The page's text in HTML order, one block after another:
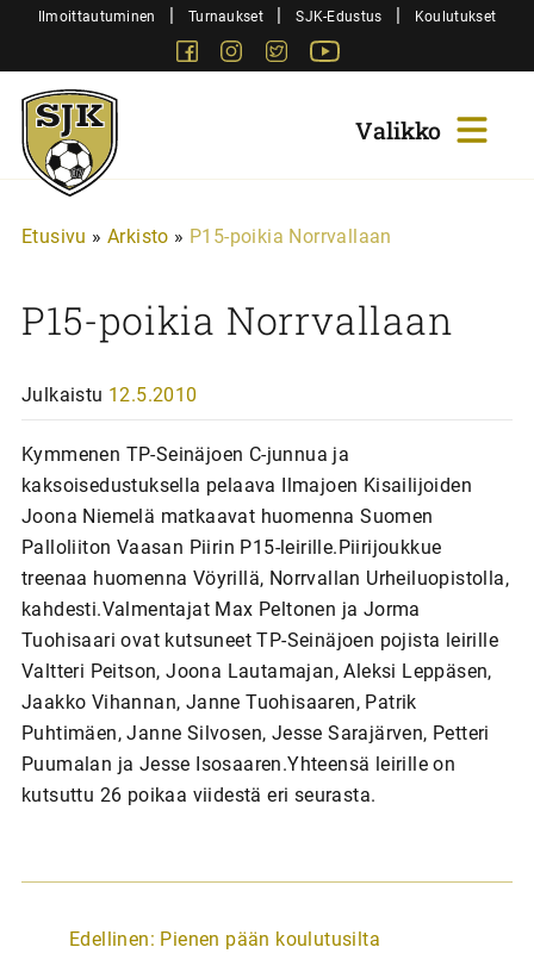
SiirryIlmoittautuminen | Turnaukset | SJK-Edustus | Koulutukset
FacebookInstagram
Twitter
Sjk-
Juniorit
Etusivu » Arkisto » P15-poikia Norrvallaan
P15-poikia Norrvallaan
Julkaistu 12.5.2010
Kymmenen TP-Seinäjoen C-junnua ja
kaksoisedustuksella pelaava Ilmajoen Kisailijoiden
Joona Niemelä matkaavat huomenna Suomen
Palloliiton Vaasan Piirin P15-leirille.Piirijoukkue
treenaa huomenna Vöyrillä, Norrvallan Urheiluopistolla,
kahdesti.Valmentajat Max Peltonen ja Jorma
Tuohisaari ovat kutsuneet TP-Seinäjoen pojista leirille
Valtteri Peitson, Joona Lautamajan, Aleksi Leppäsen,
Jaakko Vihannan, Janne Tuohisaaren, Patrik
Puhtimäen, Janne Silvosen, Jesse Sarajärven, Petteri
Puumalan ja Jesse Isosaaren.Yhteensä leirille on
kutsuttu 26 poikaa viidestä eri seurasta.
A
Edellinen: Pienen pään koulutusilta